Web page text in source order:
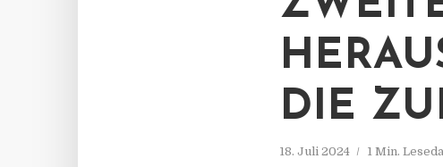
DIE
18. Juli 2024 1 Min.